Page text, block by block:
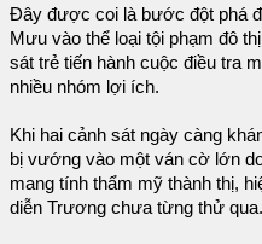
Đây được coi là bước đột phá
Mưu vào thể loại tội phạm đô
sát trẻ tiến hành cuộc điều tra
nhiều nhóm lợi ích.
Khi hai cảnh sát ngày càng
bị vướng vào một ván cờ lớn
mang tính thẩm mỹ thành thị,
diễn Trương chưa từng thử qua.